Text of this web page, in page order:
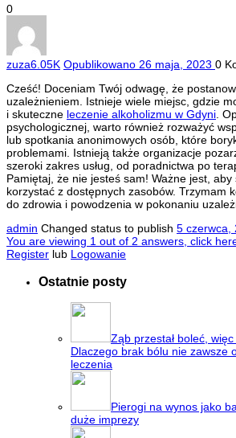
0
zuza6.05K Opublikowano 26 maja, 2023 0
Cześć! Doceniam Twój odwagę, że
uzależnieniem. Istnieje wiele miejsc, gdzie
i skuteczne leczenie alkoholizmu w Gdyni.
psychologicznej, warto również rozważyć
lub spotkania anonimowych osób, które
problemami. Istnieją także organizacje
szeroki zakres usług, od poradnictwa po
Pamiętaj, że nie jesteś sam! Ważne jest,
korzystać z dostępnych zasobów. Trzymam
do zdrowia i powodzenia w pokonaniu
admin Changed status to publish 5 czerwca,
You are viewing 1 out of 2 answers, click
Register lub Logowanie
Ostatnie posty
Ząb przestał boleć,
Dlaczego brak bólu nie zawsze
leczenia
Pierogi na wynos jako
duże imprezy